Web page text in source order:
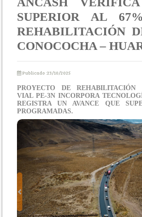
SUPERIOR AL
REHABILITACIÓN
CONOCOCHA –
Publicado :23/10/2025
PROYECTO DE REHABILITACIÓN
VIAL PE-3N INCORPORA
REGISTRA UN AVANCE QUE
PROGRAMADAS.
Previous